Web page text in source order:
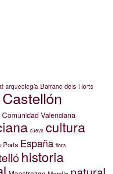
arqueología Barranc dels Horts
Castellón
Comunidad Valenciana
cueva cultura
Ports España flora
historia